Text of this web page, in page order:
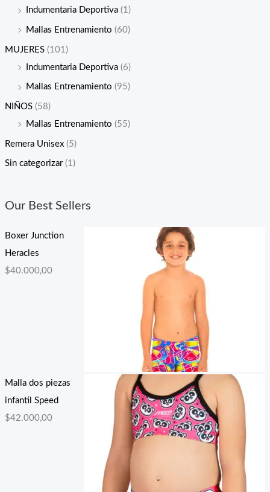
Indumentaria Deportiva (1)
Mallas Entrenamiento (60)
MUJERES (101)
Indumentaria Deportiva (6)
Mallas Entrenamiento (95)
NIÑOS (58)
Mallas Entrenamiento (55)
Remera Unisex (5)
Sin categorizar (1)
Our Best Sellers
Boxer Junction
Heracles
$40.000,00
Malla dos piezas
infantil Speed
$42.000,00